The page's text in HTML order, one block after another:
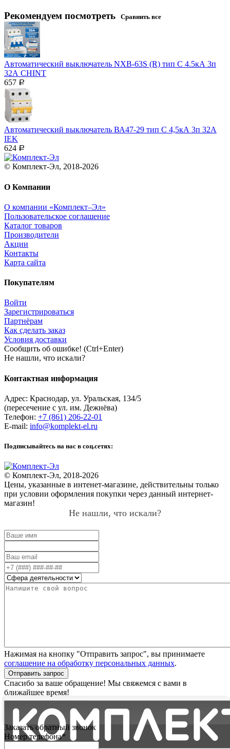
Рекомендуем посмотреть Сравнить все
Автоматический выключатель NXB-63S (R) тип С 4.5кА 3п
32А CHINT
657 Р
Автоматический выключатель ВА47-29 тип С 4,5кА 3п 32А
IEK
624 Р
© Комплект-Эл, 2018-2026
О Компании
О компании «Комплект–Эл»
Пользовательское соглашение
Каталог товаров
Производители
Акции
Контакты
Карта сайта
Покупателям
Войти
Зарегистрироваться
Партнёрам
Как сделать заказ
Условия доставки
Сообщить об ошибке! (Ctrl+Enter)
Не нашли, что искали?
Контактная информация
Адрес: Краснодар, ул. Уральская, 134/5
(пересечение с ул. им. Дежнёва)
Телефон: +7 (861) 206-22-01
E-mail: info@komplekt-el.ru
Подписывайтесь на нас в соц.сетях:
© Комплект-Эл, 2018-2026
Цены, указанные в интенет-магазине, действительны только
при условии оформления покупки через данный интернет-
магазин!
Не нашли, что искали?
Нажимая на кнопку "Отправить запрос", вы принимаете
соглашение на обработку персональных данных.
Отправить запрос
Спасибо за ваше обращение! Мы свяжемся с вами в
ближайшее время!
Заказать обратный звонок
Номер телефона*